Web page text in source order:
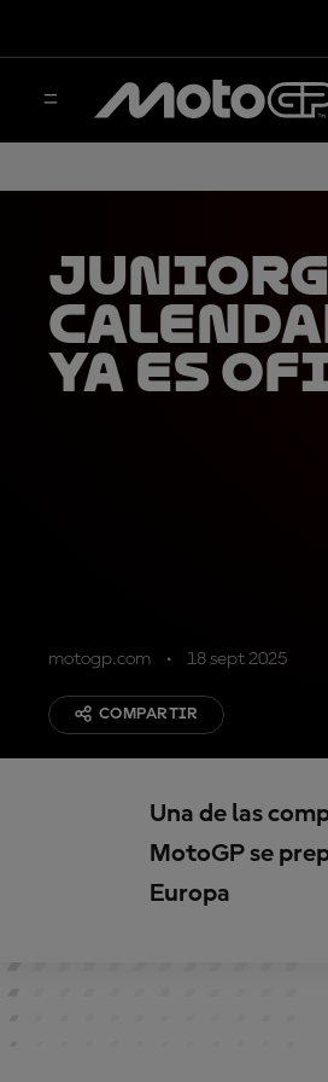
ya es
motogp.com 18 sept 2025
COMPARTIR
Una de las
MotoGP se
Europa